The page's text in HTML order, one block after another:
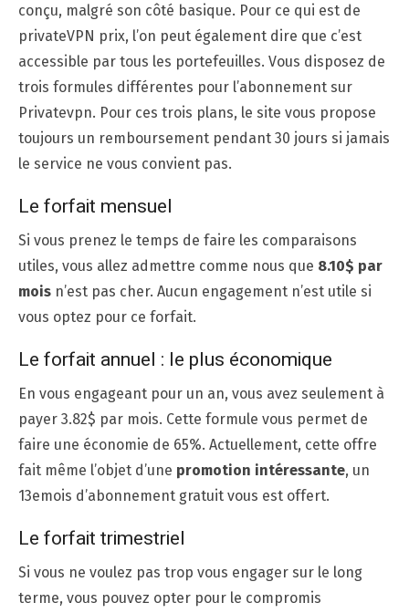
conçu, malgré son côté basique. Pour ce qui est de
privateVPN prix, l’on peut également dire que c’est
accessible par tous les portefeuilles. Vous disposez de
trois formules différentes pour l’abonnement sur
Privatevpn. Pour ces trois plans, le site vous propose
toujours un remboursement pendant 30 jours si jamais
le service ne vous convient pas.
Le forfait mensuel
Si vous prenez le temps de faire les comparaisons
utiles, vous allez admettre comme nous que 8.10$ par
mois n’est pas cher. Aucun engagement n’est utile si
vous optez pour ce forfait.
Le forfait annuel : le plus économique
En vous engageant pour un an, vous avez seulement à
payer 3.82$ par mois. Cette formule vous permet de
faire une économie de 65%. Actuellement, cette offre
fait même l’objet d’une promotion intéressante, un
13emois d’abonnement gratuit vous est offert.
Le forfait trimestriel
Si vous ne voulez pas trop vous engager sur le long
terme, vous pouvez opter pour le compromis